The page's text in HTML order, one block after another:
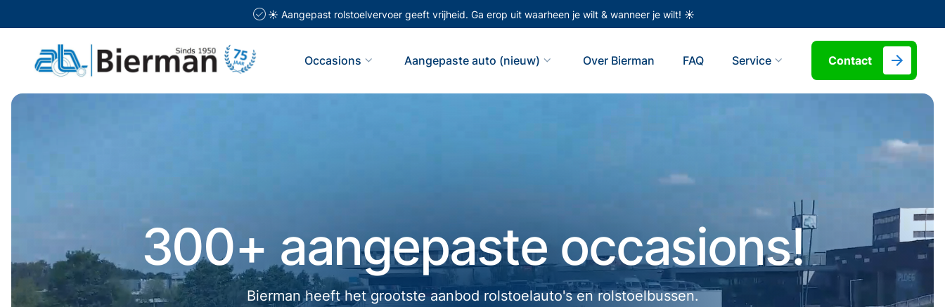
☀️ Aangepast rolstoelvervoer geeft vrijheid. Ga erop uit waarheen je wilt & wanneer je wilt! ☀️
Occasions Aangepaste auto (nieuw) Over Bierman FAQ Service Contact
300+ aangepaste occasions!
Bierman heeft het grootste aanbod rolstoelauto's en rolstoelbussen.